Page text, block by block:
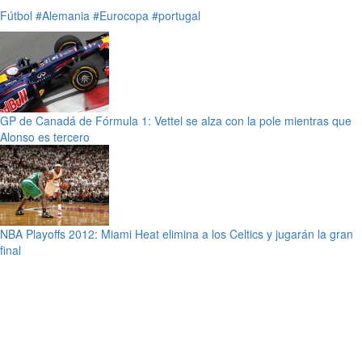
Fútbol #Alemania #Eurocopa #portugal
GP de Canadá de Fórmula 1: Vettel se alza con la pole mientras que
Alonso es tercero
NBA Playoffs 2012: Miami Heat elimina a los Celtics y jugarán la gran
final